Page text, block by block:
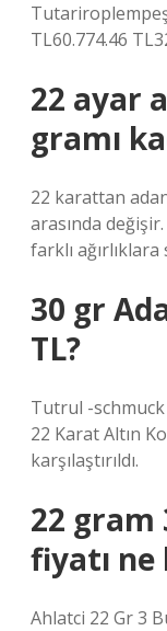
TL60.774.46
22 ayar
gramı
22 karattan
arasında
farklı
30 gr
TL?
Tutrul -
22 Karat Altın
karşılaştırıldı.
22 gram
fiyatı ne
Ahlatci 22 Gr 3